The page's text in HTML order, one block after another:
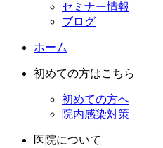
セミナー情報
ブログ
ホーム
初めての方はこちら
初めての方へ
院内感染対策
医院について